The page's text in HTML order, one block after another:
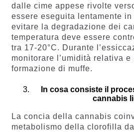
dalle cime appese rivolte
essere eseguita lentamente
evitare la degradazione dei
temperatura deve essere
tra 17-20°C. Durante
monitorare l’umidità relativa e
formazione di muffe.
In cosa consiste il
cannabis
La concia della cannabis
metabolismo della clorofilla